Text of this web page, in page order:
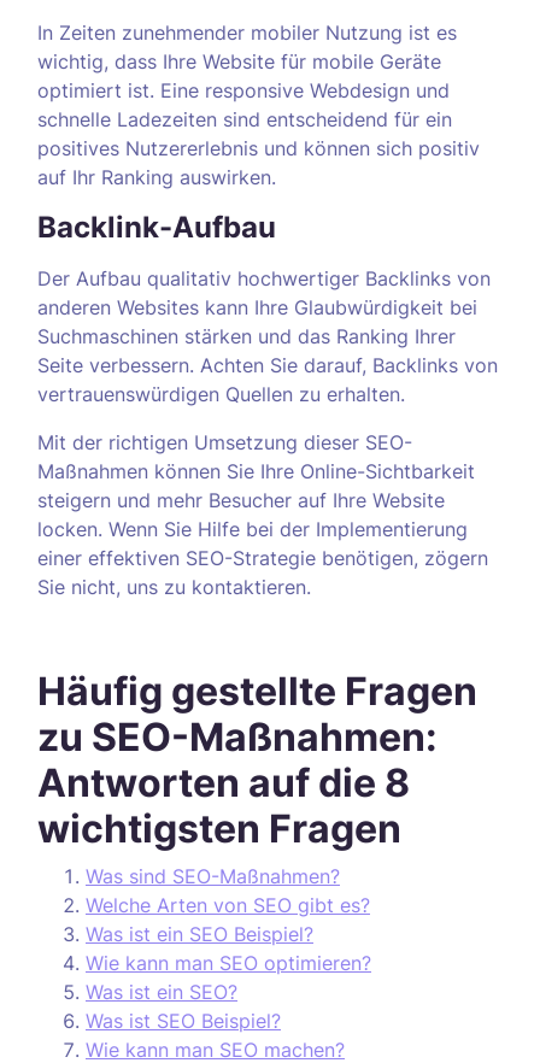
In Zeiten zunehmender mobiler Nutzung ist es
wichtig, dass Ihre Website für mobile Geräte
optimiert ist. Eine responsive Webdesign und
schnelle Ladezeiten sind entscheidend für ein
positives Nutzererlebnis und können sich positiv
auf Ihr Ranking auswirken.
Backlink-Aufbau
Der Aufbau qualitativ hochwertiger Backlinks von
anderen Websites kann Ihre Glaubwürdigkeit bei
Suchmaschinen stärken und das Ranking Ihrer
Seite verbessern. Achten Sie darauf, Backlinks von
vertrauenswürdigen Quellen zu erhalten.
Mit der richtigen Umsetzung dieser SEO-
Maßnahmen können Sie Ihre Online-Sichtbarkeit
steigern und mehr Besucher auf Ihre Website
locken. Wenn Sie Hilfe bei der Implementierung
einer effektiven SEO-Strategie benötigen, zögern
Sie nicht, uns zu kontaktieren.
Häufig gestellte Fragen
zu SEO-Maßnahmen:
Antworten auf die 8
wichtigsten Fragen
Was sind SEO-Maßnahmen?
Welche Arten von SEO gibt es?
Was ist ein SEO Beispiel?
Wie kann man SEO optimieren?
Was ist ein SEO?
Was ist SEO Beispiel?
Wie kann man SEO machen?